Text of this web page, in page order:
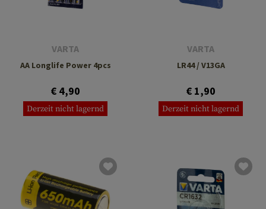
VARTA
AA Longlife Power 4pcs
€ 4,90
Derzeit nicht lagernd
VARTA
LR44 / V13GA
€ 1,90
Derzeit nicht lagernd